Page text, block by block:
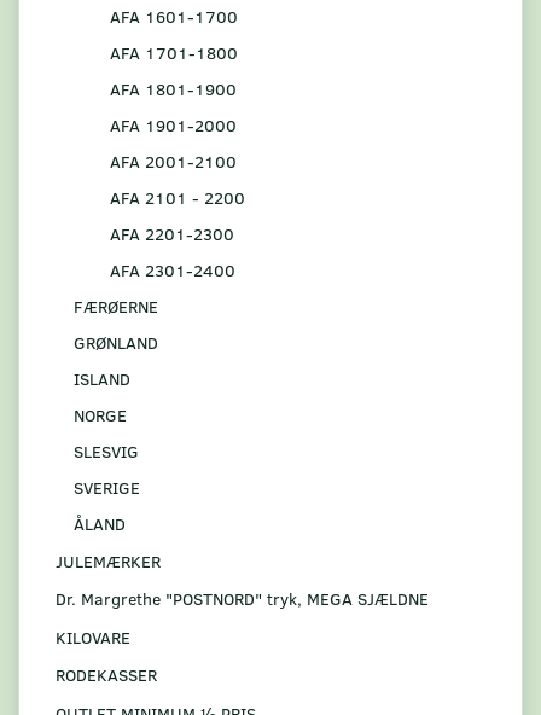
AFA 1601-1700
AFA 1701-1800
AFA 1801-1900
AFA 1901-2000
AFA 2001-2100
AFA 2101 - 2200
AFA 2201-2300
AFA 2301-2400
FÆRØERNE
GRØNLAND
ISLAND
NORGE
SLESVIG
SVERIGE
ÅLAND
JULEMÆRKER
Dr. Margrethe "POSTNORD" tryk, MEGA SJÆLDNE
KILOVARE
RODEKASSER